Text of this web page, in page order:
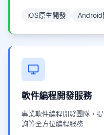
iOS原生開發 Android
軟件編程開發服務
專業軟件編程開發團隊，
詢等全方位編程服務